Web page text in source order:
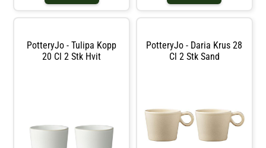
Sverige. Den elegante og sliteste
i hverdagen.
PotteryJo - Tulipa Kopp
20 Cl 2 Stk Hvit
PotteryJo - Daria Krus 28
Cl 2 Stk Sand